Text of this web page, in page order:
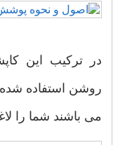
در ترکیب این
روشن استفاده
می باشند شما را